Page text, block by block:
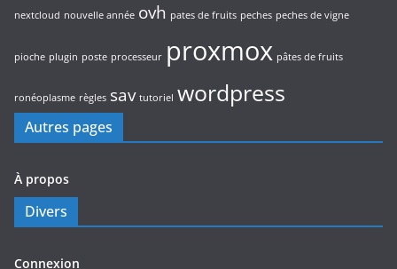
nextcloud nouvelle année ovh pates de fruits peches peches de vigne
pioche plugin poste processeur proxmox pâtes de fruits
ronéoplasme règles sav tutoriel wordpress
Autres pages
À propos
Divers
Connexion